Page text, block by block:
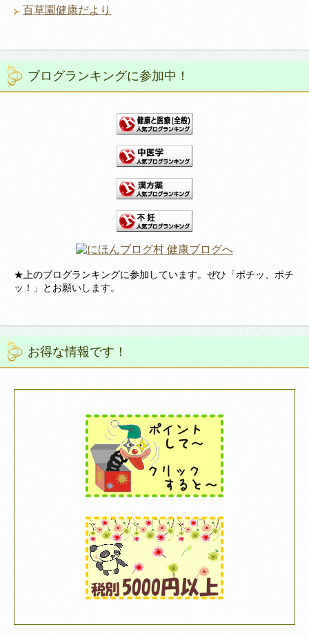
百草園健康だより
ブログランキングに参加中！
★上のブログランキングに参加しています。ぜひ「ポチッ、ポチ
ッ！」とお願いします。
お得な情報です！